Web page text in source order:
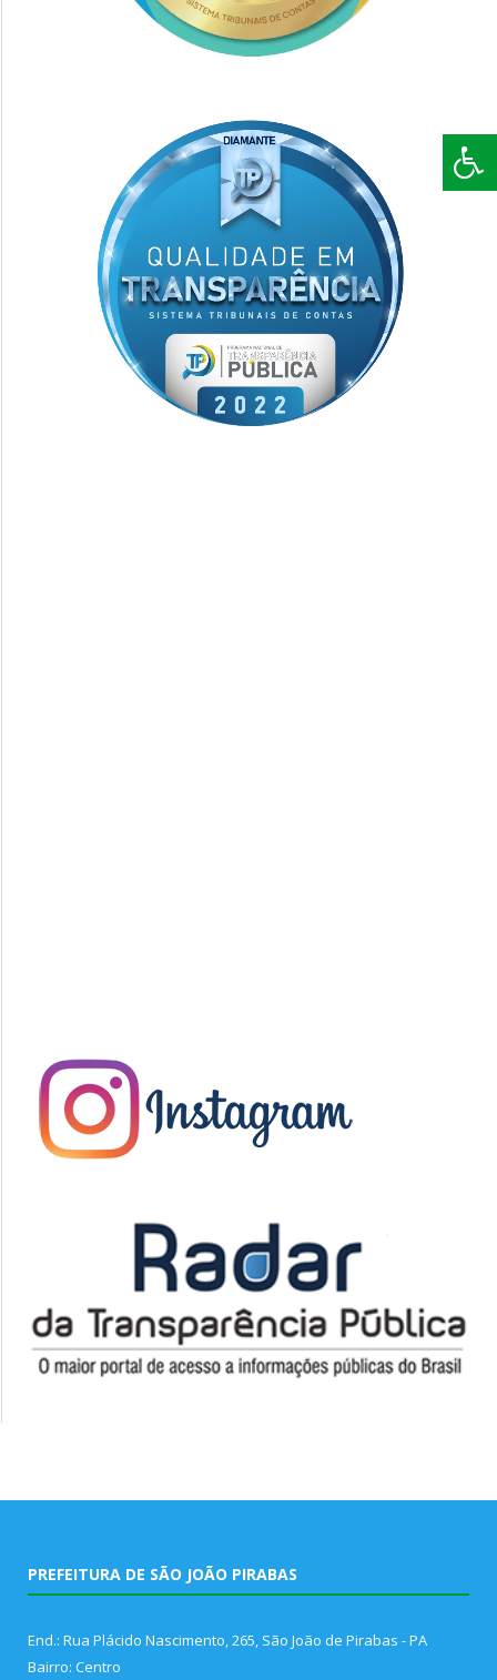
PREFEITURA DE SÃO JOÃO PIRABAS
End.: Rua Plácido Nascimento, 265, São João de Pirabas - PA
Bairro: Centro